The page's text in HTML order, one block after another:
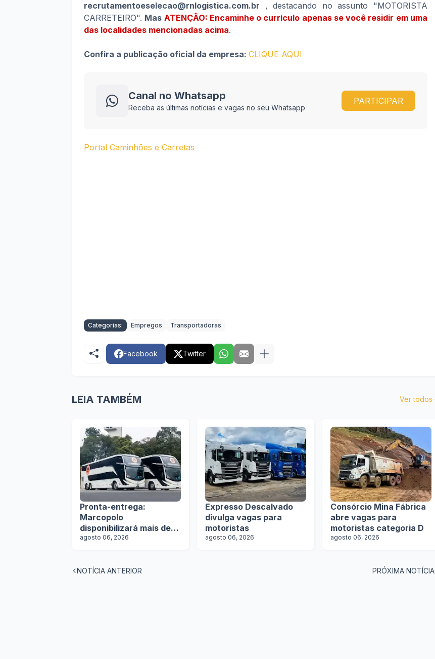
recrutamentoeselecao@rnlogistica.com.br , destacando no assunto "MOTORISTA
CARRETEIRO". Mas ATENÇÃO: Encaminhe o currículo apenas se você residir em uma
das localidades mencionadas acima.
Confira a publicação oficial da empresa: CLIQUE AQUI
Canal no Whatsapp
Receba as últimas notícias e vagas no seu Whatsapp
PARTICIPAR
Portal Caminhões e Carretas
Categorias: Empregos Transportadoras
Facebook Twitter
LEIA TAMBÉM Ver todos
Pronta-entrega:
Marcopolo
disponibilizará mais de
100 ônibus para
agosto 06, 2026
Expresso Descalvado
divulga vagas para
motoristas
agosto 06, 2026
Consórcio Mina Fábrica
abre vagas para
motoristas categoria D
agosto 06, 2026
NOTÍCIA ANTERIOR PRÓXIMA NOTÍCIA